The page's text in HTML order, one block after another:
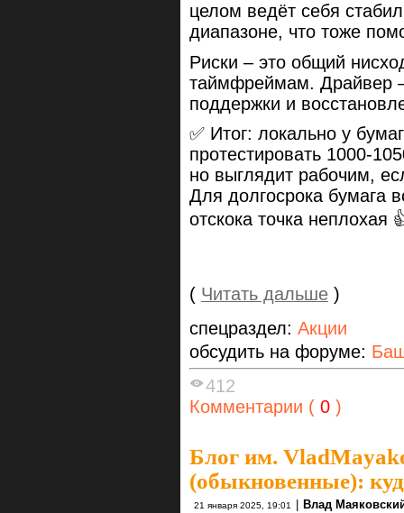
целом ведёт себя
диапазоне, что тоже
Риски – это общий
таймфреймам. Драйвер –
поддержки и
✅ Итог: локально у
протестировать 1000-
но выглядит рабочим,
Для долгосрока бумага
отскока точка неплохая
( Читать дальше )
спецраздел: Акции
обсудить на форуме:
412
Комментарии ( 0 )
Блог им.
(обыкновенные):
21 января 2025, 19:01 Влад